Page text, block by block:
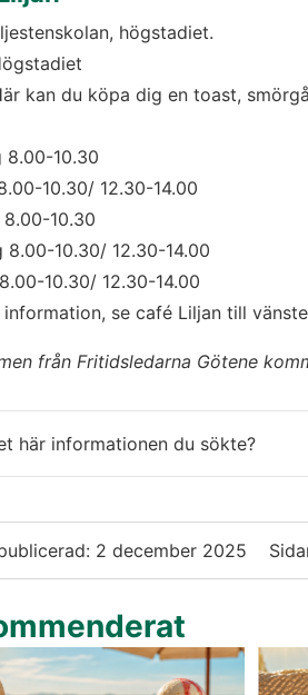
högstadiet.
kan du köpa dig en toast,
8.00-10.30
10.30/ 12.30-14.00
8.00-10.30
8.00-10.30/ 12.30-14.00
10.30/ 12.30-14.00
information, se café Liljan till
från Fritidsledarna Götene
här informationen du sökte?
2 december 2025